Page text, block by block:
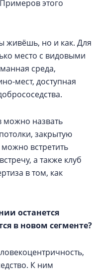
этого
живёшь, но и как. Для
место с видовыми
среда,
мест, доступная
можно назвать
закрытую
встретить
а также клуб
в том, как
останется
в новом сегменте?
К ним